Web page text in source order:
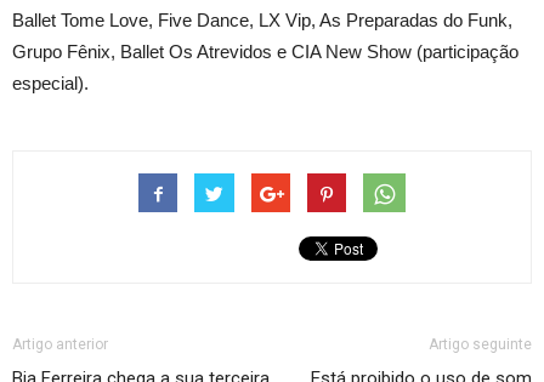
Ballet Tome Love, Five Dance, LX Vip, As Preparadas do Funk,
Grupo Fênix, Ballet Os Atrevidos e CIA New Show (participação
especial).
Artigo anterior Artigo seguinte